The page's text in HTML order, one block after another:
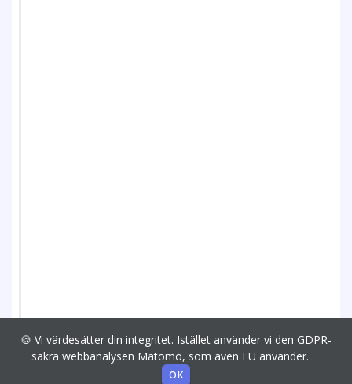
🍪 Vi värdesätter din integritet. Istället använder vi den GDPR-
säkra webbanalysen Matomo, som även EU använder.
OK